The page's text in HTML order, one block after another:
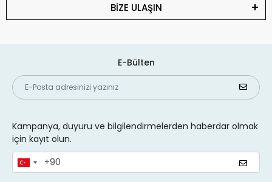
BİZE ULAŞIN
E-Bülten
Kampanya, duyuru ve bilgilendirmelerden haberdar olmak
için kayıt olun.